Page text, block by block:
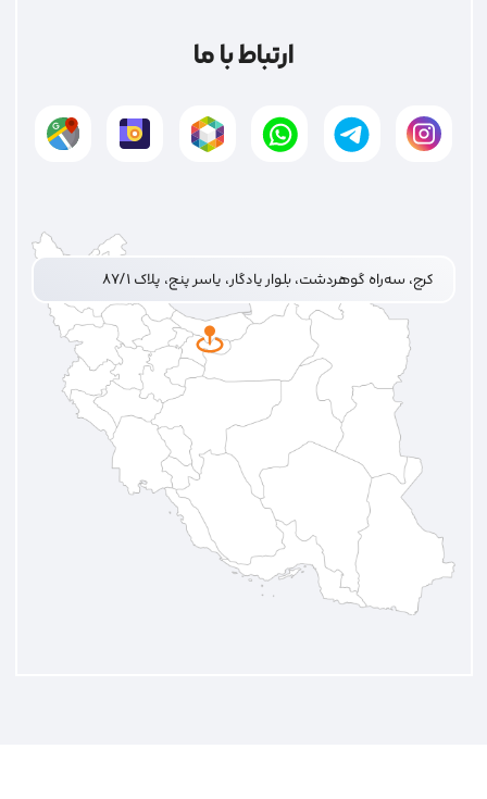
ارتباط با ما
کرج، سه‌راه گوهردشت، بلوار یادگار، یاسر پنج، پلاک ۸۷/۱